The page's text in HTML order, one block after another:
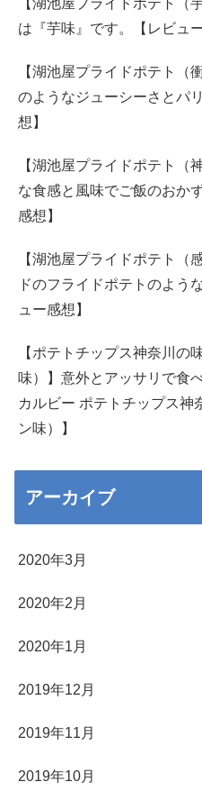
は『芋味』です。【レビュー
【湖池屋プライドポテト（
のようなジューシーさとパ
想】
【湖池屋プライドポテト（
な食感と風味でご飯のおか
感想】
【湖池屋プライドポテト（
ドのフライドポテトのよう
ュー感想】
【ポテトチップス神奈川の
味）】意外とアッサリで食
カルビー ポテトチップス神
ン味）】
アーカイブ
2020年3月
2020年2月
2020年1月
2019年12月
2019年11月
2019年10月